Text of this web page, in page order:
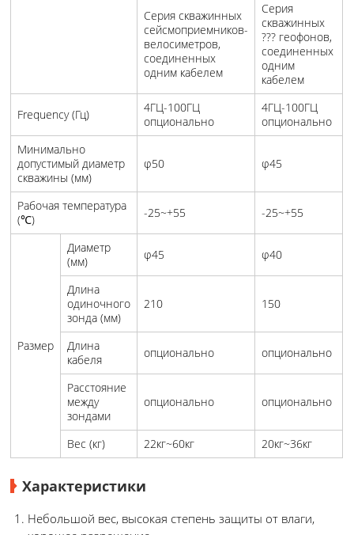
Серия скважинных
сейсмоприемников-
велосиметров,
соединенных
одним кабелем
Серия
скважинных
??? геофонов,
соединенных
одним
кабелем
Frequency (Гц)
4ГЦ-100ГЦ
опционально
4ГЦ-100ГЦ
опционально
Минимально
допустимый диаметр
скважины (мм)
φ50 φ45
Рабочая температура
(℃)
-25~+55 -25~+55
Размер
Диаметр
(мм)
φ45 φ40
Длина
одиночного
зонда (мм)
210 150
Длина
кабеля
опционально опционально
Расстояние
между
зондами
опционально опционально
Вес (кг) 22кг~60кг 20кг~36кг
Характеристики
Небольшой вес, высокая степень защиты от влаги,